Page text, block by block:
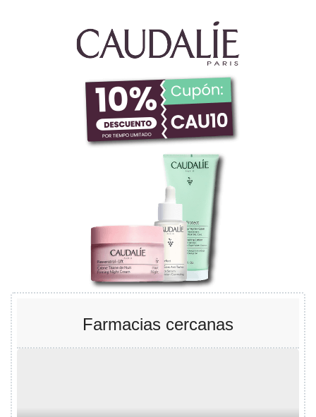
Farmacias cercanas